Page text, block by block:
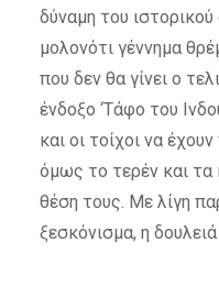
δύναμη του ιστορικού
μολονότι γέννημα
που δεν θα γίνει ο
ένδοξο ‘Τάφο του
και οι τοίχοι να
όμως το τερέν και τα
θέση τους. Με λίγη
ξεσκόνισμα, η